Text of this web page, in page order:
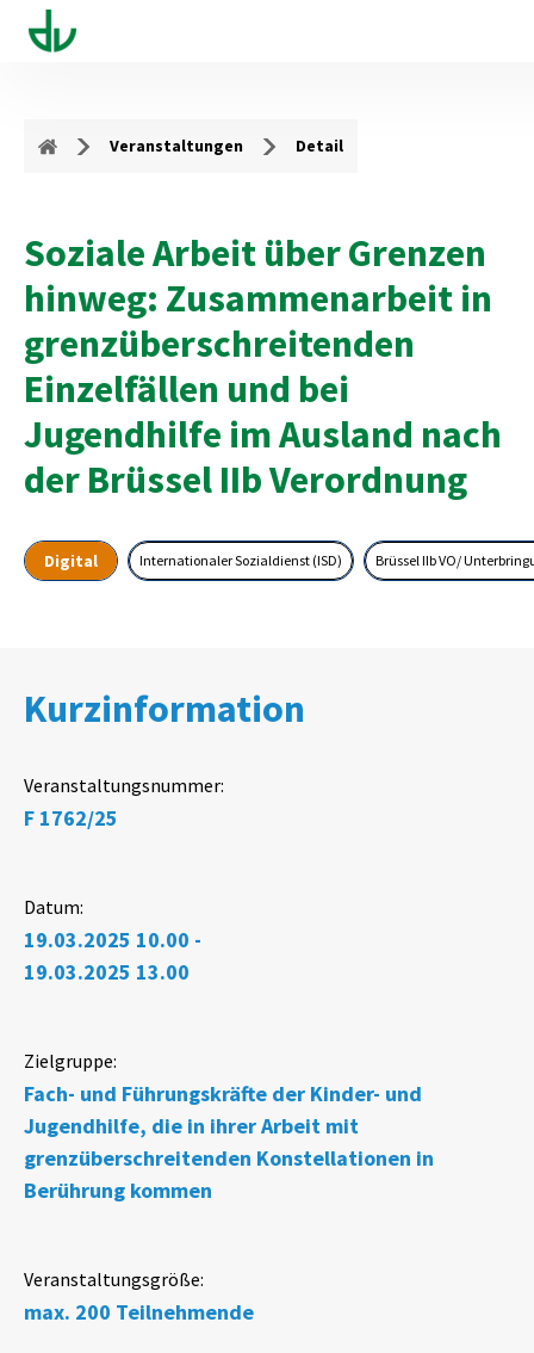
Veranstaltungen Detail
Soziale Arbeit über Grenzen
hinweg: Zusammenarbeit in
grenzüberschreitenden
Einzelfällen und bei
Jugendhilfe im Ausland nach
der Brüssel IIb Verordnung
Digital Internationaler Sozialdienst (ISD) Brüssel IIb VO/
Kurzinformation
Veranstaltungsnummer:
F 1762/25
Datum:
19.03.2025 10.00 -
19.03.2025 13.00
Zielgruppe:
Fach- und Führungskräfte der Kinder- und
Jugendhilfe, die in ihrer Arbeit mit
grenzüberschreitenden Konstellationen in
Berührung kommen
Veranstaltungsgröße:
max. 200 Teilnehmende